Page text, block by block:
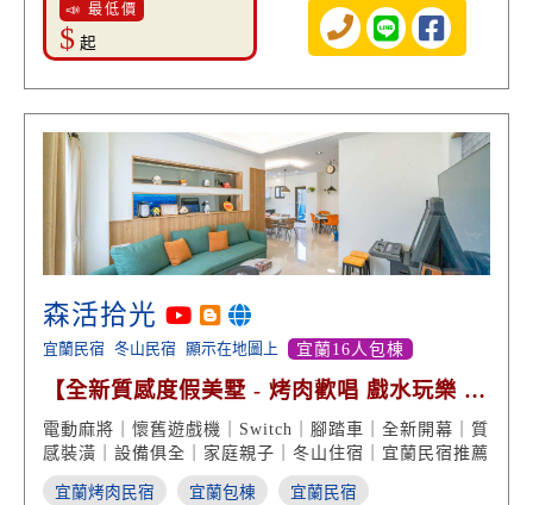
📣 最低價
$ 起
森活拾光
宜蘭民宿 冬山民宿 顯示在地圖上 宜蘭16人包棟
【全新質感度假美墅 - 烤肉歡唱 戲水玩樂 近
安農溪】
電動麻將｜懷舊遊戲機｜Switch｜腳踏車｜全新開幕｜質
感裝潢｜設備俱全｜家庭親子｜冬山住宿｜宜蘭民宿推薦
宜蘭烤肉民宿 宜蘭包棟 宜蘭民宿